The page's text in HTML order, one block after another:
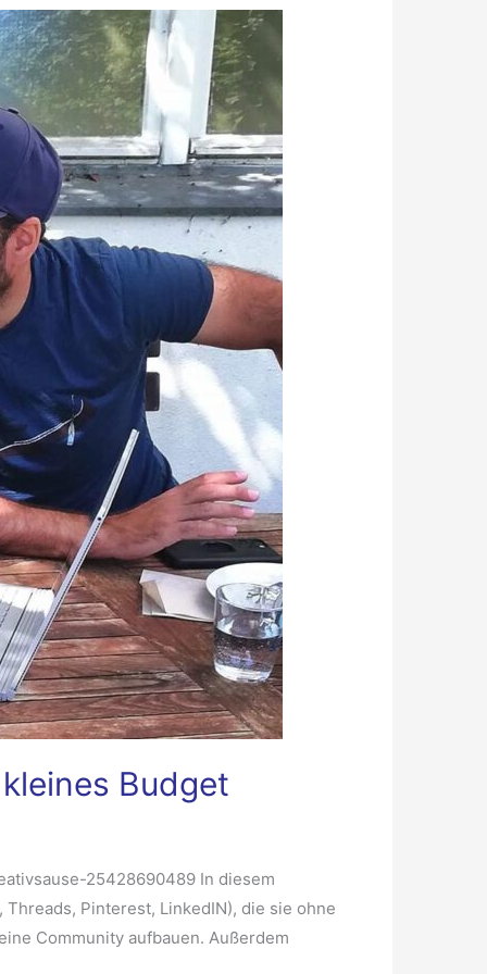
Budget
25428690489 In diesem
Pinterest, LinkedIN), die sie ohne
Community aufbauen. Außerdem